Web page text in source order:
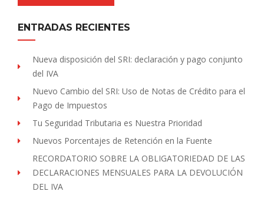
ENTRADAS RECIENTES
Nueva disposición del SRI: declaración y pago conjunto
del IVA
Nuevo Cambio del SRI: Uso de Notas de Crédito para el
Pago de Impuestos
Tu Seguridad Tributaria es Nuestra Prioridad
Nuevos Porcentajes de Retención en la Fuente
RECORDATORIO SOBRE LA OBLIGATORIEDAD DE LAS
DECLARACIONES MENSUALES PARA LA DEVOLUCIÓN
DEL IVA